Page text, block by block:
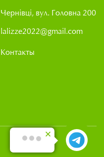
Чернівці, вул. Головна 200
lalizze2022@gmail.com
Контакты